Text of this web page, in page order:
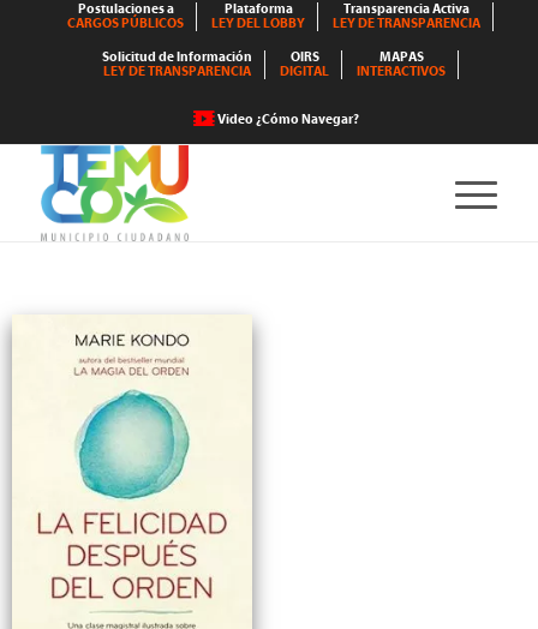
Postulaciones a
CARGOS PÚBLICOS
Plataforma
LEY DEL LOBBY
Transparencia Activa
LEY DE TRANSPARENCIA
Solicitud de Información
LEY DE TRANSPARENCIA
OIRS
DIGITAL
MAPAS
INTERACTIVOS
Video ¿Cómo Navegar?